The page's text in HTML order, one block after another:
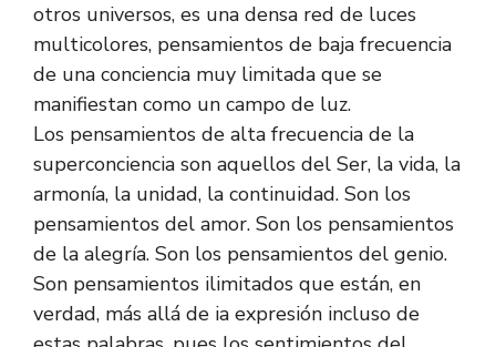
otros universos, es una densa red de luces
multicolores, pensamientos de baja frecuencia
de una conciencia muy limitada que se
manifiestan como un campo de luz.
Los pensamientos de alta frecuencia de la
superconciencia son aquellos del Ser, la vida, la
armonía, la unidad, la continuidad. Son los
pensamientos del amor. Son los pensamientos
de la alegría. Son los pensamientos del genio.
Son pensamientos ilimitados que están, en
verdad, más allá de ia expresión incluso de